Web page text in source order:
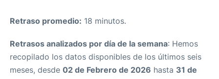
Retraso promedio: 18 minutos.
Retrasos analizados por día de la semana: Hemos
recopilado los datos disponibles de los últimos seis
meses, desde 02 de Febrero de 2026 hasta 31 de